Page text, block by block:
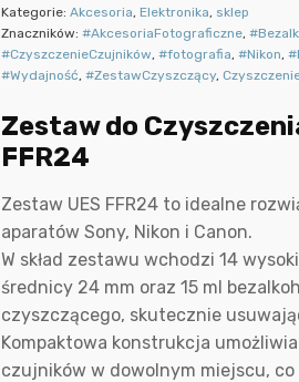
Kategorie:Akcesoria, Elektronika, sklep
Znaczników:#AkcesoriaFotograficzne,
#CzyszczenieCzujników,#fotografia,#Nikon,
#Wydajność,#ZestawCzyszczący,
Zestaw do
FFR24
Zestaw UES FFR24 to idealne
aparatów Sony, Nikon i Canon.
W skład zestawu wchodzi 14
średnicy 24 mm oraz 15 ml
czyszczącego, skutecznie
Kompaktowa konstrukcja
czujników w dowolnym miejscu, co